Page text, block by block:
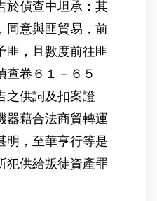
於偵查中坦承：其
同意與匪貿易，前
匪，且數度前往匪
查卷６１－６５
之供詞及扣案證
器藉合法商貿轉運
明，至華亨行等是
犯供給叛徒資產罪